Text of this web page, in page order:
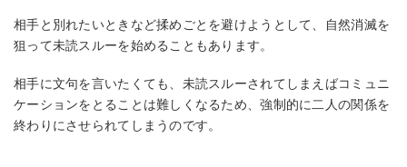
相手と別れたいときなど揉めごとを避けようとして、自然消滅を
狙って未読スルーを始めることもあります。
相手に文句を言いたくても、未読スルーされてしまえばコミュニ
ケーションをとることは難しくなるため、強制的に二人の関係を
終わりにさせられてしまうのです。